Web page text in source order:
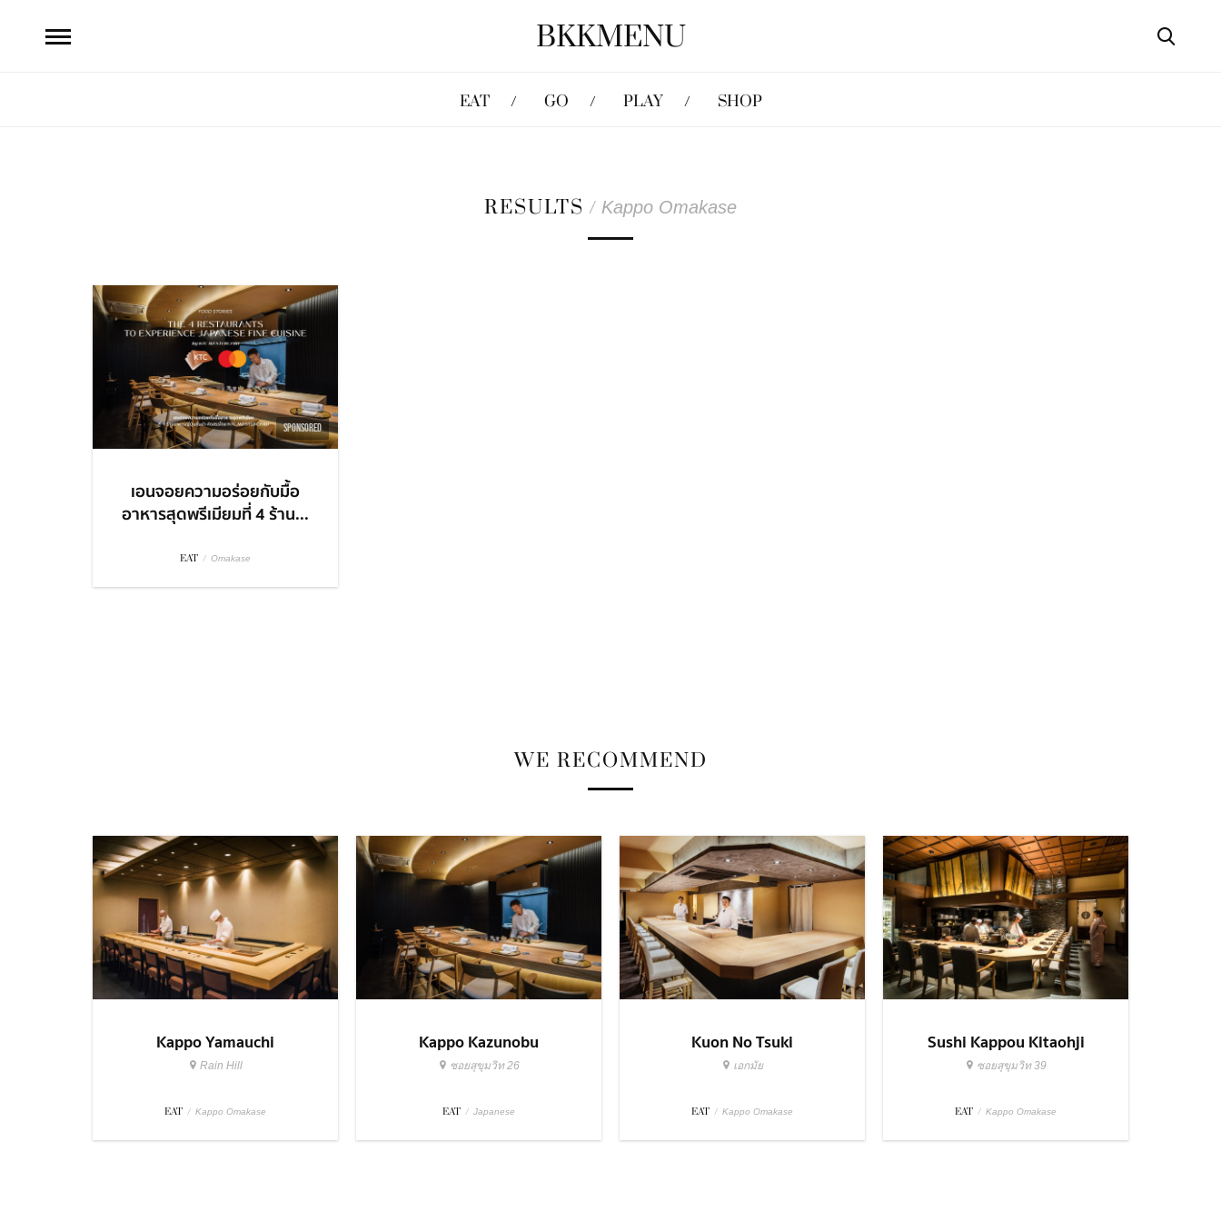
BKKMENU
EAT GO PLAY SHOP
RESULTS / Kappo Omakase
SPONSORED
เอนจอยความอร่อยกับมื้อ
อาหารสุดพรีเมียมที่ 4 ร้าน...
EAT / Omakase
WE RECOMMEND
Kappo Yamauchi
Rain Hill
EAT / Kappo Omakase
Kappo Kazunobu
ซอยสุขุมวิท 26
EAT / Japanese
Kuon No Tsuki
เอกมัย
EAT / Kappo Omakase
Sushi Kappou Kitaohji
ซอยสุขุมวิท 39
EAT / Kappo Omakase